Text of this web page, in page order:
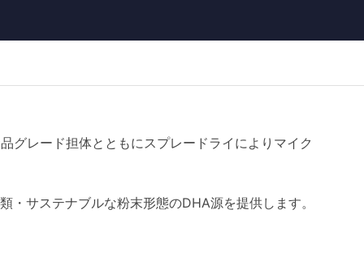
レード担体とともにスプレードライによりマイク
サステナブルな粉末形態のDHA源を提供します。